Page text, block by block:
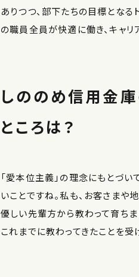
ありつつ、部下たちの目標となる
の職員全員が快適に働き、キャリ
しののめ信用金庫
ところは？
「愛本位主義」の理念にもとづ
いことですね。私も、お客さまや
優しい先輩方から教わって育ちま
これまでに教わってきたことを受